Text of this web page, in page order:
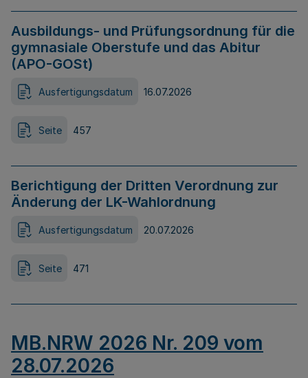
Ausbildungs- und Prüfungsordnung für die
gymnasiale Oberstufe und das Abitur
(APO-GOSt)
Ausfertigungsdatum 16.07.2026
Seite 457
Berichtigung der Dritten Verordnung zur
Änderung der LK-Wahlordnung
Ausfertigungsdatum 20.07.2026
Seite 471
MB.NRW 2026 Nr. 209 vom
28.07.2026